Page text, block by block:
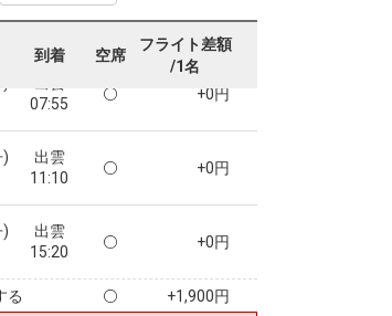
到着 空席
フライト差額
/1名
07:55
+0円
)
出雲
11:10
+0円
)
出雲
15:20
+0円
る +1,900円